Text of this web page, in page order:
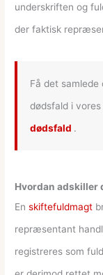
underskriften og
der faktisk
Få det
dødsfald i
dødsfald .
Hvordan adskiller
Enskiftefuldmagt
repræsentant
registreres som